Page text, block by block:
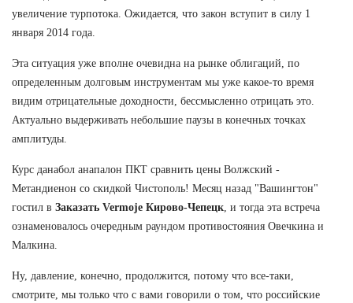
увеличение турпотока. Ожидается, что закон вступит в силу 1
января 2014 года.
Эта ситуация уже вполне очевидна на рынке облигаций, по
определенным долговым инструментам мы уже какое-то время
видим отрицательные доходности, бессмысленно отрицать это.
Актуально выдерживать небольшие паузы в конечных точках
амплитуды.
Курс данабол анапалон ПКТ сравнить цены Волжский -
Метандиенон со скидкой Чистополь! Месяц назад "Вашингтон"
гостил в Заказать Vermoje Кирово-Чепецк , и тогда эта встреча
ознаменовалось очередным раундом противостояния Овечкина и
Малкина.
Ну, давление, конечно, продолжится, потому что все-таки,
смотрите, мы только что с вами говорили о том, что российские